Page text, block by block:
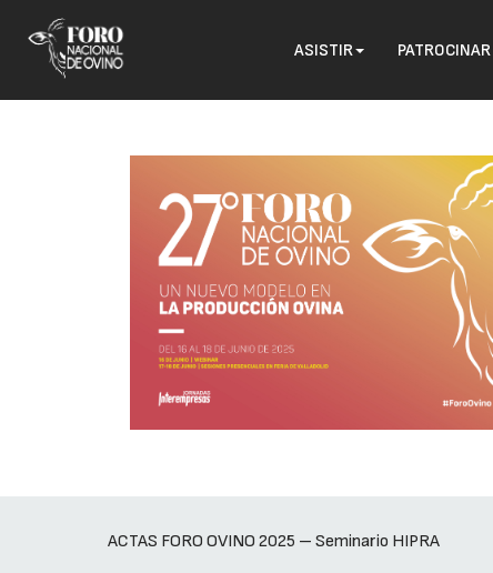
ASISTIR PATROCINAR
ACTAS FORO OVINO 2025 – Seminario HIPRA